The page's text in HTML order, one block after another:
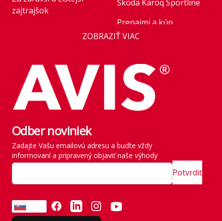
zajtrajšok
Kariéra
Franchise
Kľúčoví zamestnanci
História
SITE MAP
Škoda Karoq Sportline
Prenajmi a kúp
Novinka v ponuke:
Style Plus
Parkovanie pre rastúce
flotily: nové modely
mobility v roku 2026
Vyzdvihnutie vozidla
Zavádzame vlastné
Odvezte si všetko naraz
ZOBRAZIŤ VIAC
Odber noviniek
Zadajte Vašu emailovú adresu a buďte vždy
informovaní a pripravený objaviť naše výhody
Potvrdiť
FACEBOOKLINKEDININSTAGRAM
YOUTUBE